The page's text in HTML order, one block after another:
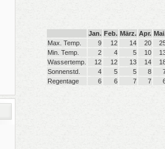
Jan. Feb. März. Apr.
Max. Temp.
9 12 14 20
Min. Temp.
2 4 5 10
Wassertemp.
12 12 13 14
Sonnenstd.
4 5 5 8
Regentage
6 6 7 7